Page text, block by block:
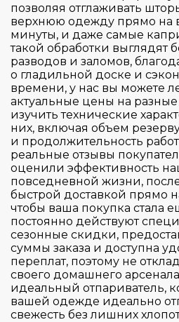
позволяя отглаживать
верхнюю одежду прямо на
минуты, и даже самые
такой обработки выглядят
разводов и заломов,
о гладильной доске и
времени, у нас вы можете
актуальные цены на
изучить технические
них, включая объем
и продолжительность
реальные отзывы
оценили эффективность
повседневной жизни, после
быстрой доставкой прямо
чтобы ваша покупка стала
постоянно действуют
сезонные скидки,
суммы заказа и доступна
переплат, поэтому не
своего домашнего
идеальный отпариватель,
вашей одежде идеально
свежесть без лишних
27
56
Применить